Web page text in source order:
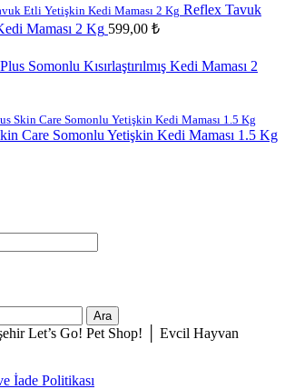
Etli Yetişkin Kedi Maması 2 Kg Reflex Tavuk
Maması 2 Kg 599,00 ₺
Somonlu Kısırlaştırılmış Kedi Maması 2
Skin Care Somonlu Yetişkin Kedi Maması 1.5 Kg
Care Somonlu Yetişkin Kedi Maması 1.5 Kg
Ara
Let’s Go! Pet Shop! │ Evcil Hayvan
İade Politikası